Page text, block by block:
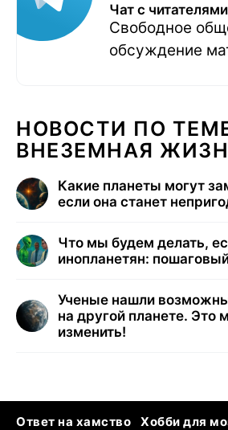
Чат с читателями
Свободное
обсуждение
НОВОСТИ ПО
ВНЕЗЕМНАЯ
Какие планеты могут
если она станет
Что мы будем делать,
инопланетян:
Ученые нашли
на другой планете. Это
изменить!
Ответ на хамство
Хобби для